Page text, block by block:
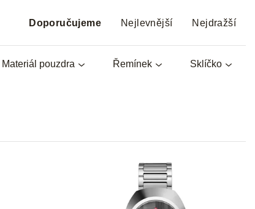
z
e
n
d
Doporučujeme Nejlevnější Nejdražší
Materiál pouzdra Řemínek Sklíčko